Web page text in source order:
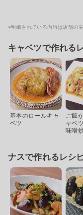
※明細されている内容は店舗の
キャベツで作れる
基本のロールキャ
ベツ
ご飯
ャベ
味噌
ナスで作れるレシ